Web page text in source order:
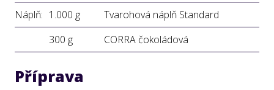
Náplň: 1.000 g
Tvarohová náplň Standard
300 g
CORRA čokoládová
Příprava